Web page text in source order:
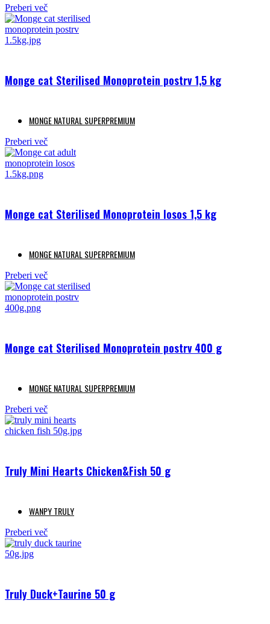
Preberi več
Monge cat Sterilised Monoprotein postrv 1,5 kg
MONGE NATURAL SUPERPREMIUM
Preberi več
Monge cat Sterilised Monoprotein losos 1,5 kg
MONGE NATURAL SUPERPREMIUM
Preberi več
Monge cat Sterilised Monoprotein postrv 400 g
MONGE NATURAL SUPERPREMIUM
Preberi več
Truly Mini Hearts Chicken&Fish 50 g
WANPY TRULY
Preberi več
Truly Duck+Taurine 50 g